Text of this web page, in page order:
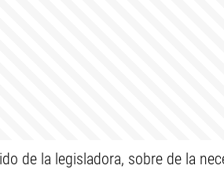
de la legisladora, sobre de la